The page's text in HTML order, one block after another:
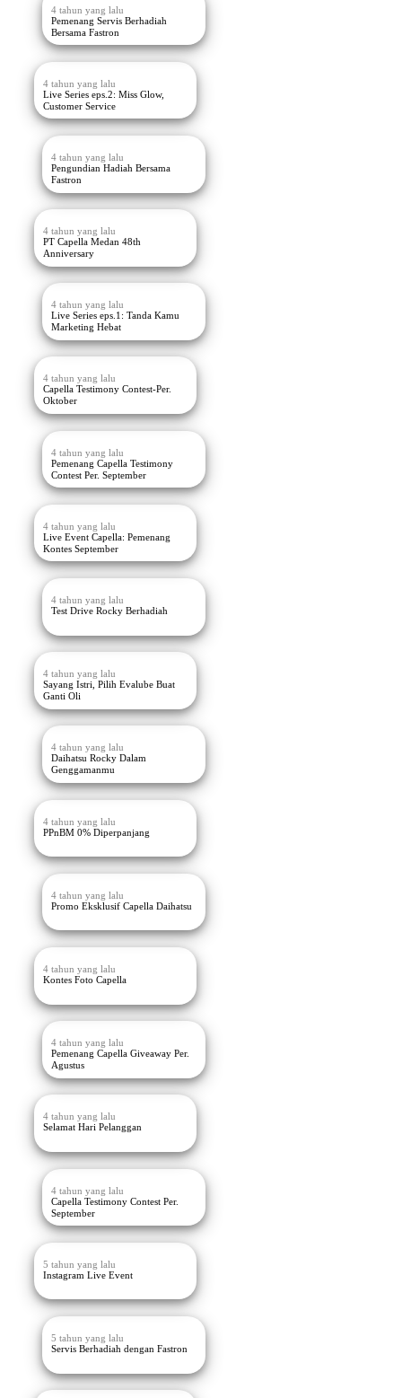
4 tahun yang lalu
Pemenang Servis Berhadiah
Bersama Fastron
4 tahun yang lalu
Live Series eps.2: Miss Glow,
Customer Service
4 tahun yang lalu
Pengundian Hadiah Bersama
Fastron
4 tahun yang lalu
PT Capella Medan 48th
Anniversary
4 tahun yang lalu
Live Series eps.1: Tanda Kamu
Marketing Hebat
4 tahun yang lalu
Capella Testimony Contest-Per.
Oktober
4 tahun yang lalu
Pemenang Capella Testimony
Contest Per. September
4 tahun yang lalu
Live Event Capella: Pemenang
Kontes September
4 tahun yang lalu
Test Drive Rocky Berhadiah
4 tahun yang lalu
Sayang Istri, Pilih Evalube Buat
Ganti Oli
4 tahun yang lalu
Daihatsu Rocky Dalam
Genggamanmu
4 tahun yang lalu
PPnBM 0% Diperpanjang
4 tahun yang lalu
Promo Eksklusif Capella Daihatsu
4 tahun yang lalu
Kontes Foto Capella
4 tahun yang lalu
Pemenang Capella Giveaway Per.
Agustus
4 tahun yang lalu
Selamat Hari Pelanggan
4 tahun yang lalu
Capella Testimony Contest Per.
September
5 tahun yang lalu
Instagram Live Event
5 tahun yang lalu
Servis Berhadiah dengan Fastron